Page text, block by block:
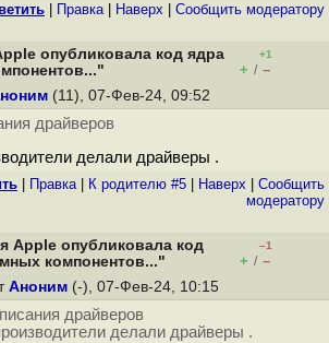
Правка| Наверх Cообщить модератору
опубликовала код ядра
+1
+ / –
(11), 07-Фев-24, 09:52
драйверов
делали драйверы .
Правка| К родителю #5 Наверх
Cообщить
модератору
Apple опубликовала код
компонентов..."
–1
+ / –
Аноним (-), 07-Фев-24, 10:15
драйверов
делали драйверы .